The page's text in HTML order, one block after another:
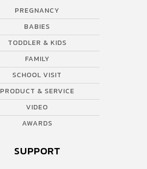
PREGNANCY
BABIES
TODDLER & KIDS
FAMILY
SCHOOL VISIT
PRODUCT & SERVICE
VIDEO
AWARDS
SUPPORT